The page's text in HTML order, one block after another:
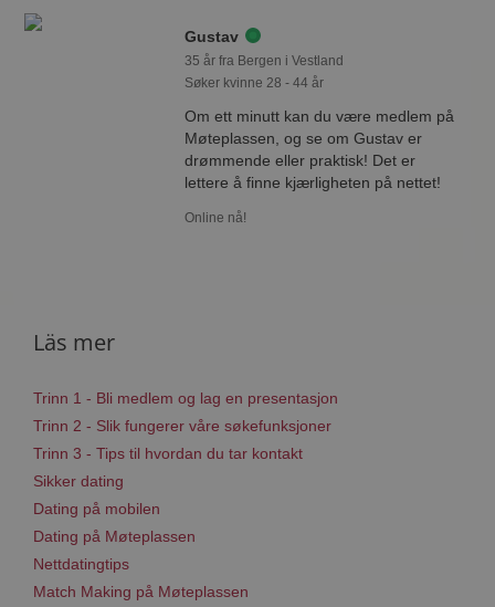
Gustav
35 år fra Bergen i Vestland
Søker kvinne 28 - 44 år
Om ett minutt kan du være medlem på
Møteplassen, og se om Gustav er
drømmende eller praktisk! Det er
lettere å finne kjærligheten på nettet!
Online nå!
Läs mer
Trinn 1 - Bli medlem og lag en presentasjon
Trinn 2 - Slik fungerer våre søkefunksjoner
Trinn 3 - Tips til hvordan du tar kontakt
Sikker dating
Dating på mobilen
Dating på Møteplassen
Nettdatingtips
Match Making på Møteplassen